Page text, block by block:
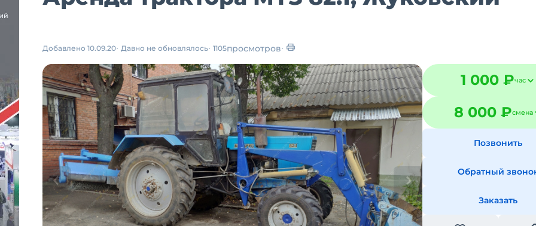
Добавлено 10.09.20 Давно не обновлялось 1105просмотров
1 000 ₽час
8 000 ₽смена
Позвонить
Обратный
Заказать